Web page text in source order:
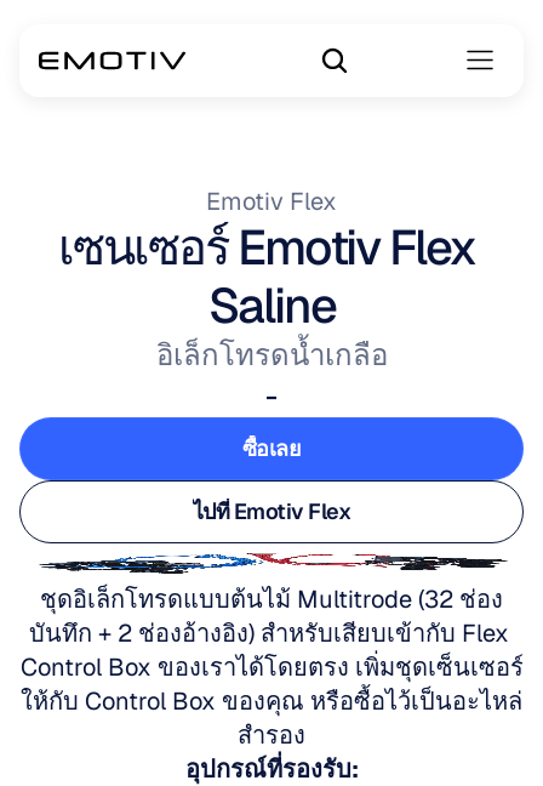
Emotiv Flex
เซนเซอร์ Emotiv Flex
Saline
อิเล็กโทรดน้ำเกลือ
-
ซื้อเลย
ซื้อเลย
ไปที่ Emotiv Flex
ไปที่ Emotiv Flex
ชุดอิเล็กโทรดแบบต้นไม้ Multitrode (32 ช่อง
บันทึก + 2 ช่องอ้างอิง) สำหรับเสียบเข้ากับ Flex
Control Box ของเราได้โดยตรง เพิ่มชุดเซ็นเซอร์
ให้กับ Control Box ของคุณ หรือซื้อไว้เป็นอะไหล่
สำรอง
อุปกรณ์ที่รองรับ: